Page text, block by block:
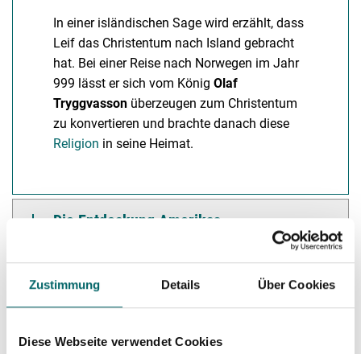
Zustimmung Details Über Cookies
Diese Webseite verwendet Cookies
In einer isländischen Sage wird erzählt, dass
Leif das Christentum nach Island gebracht
hat. Bei einer Reise nach Norwegen im Jahr
999 lässt er sich vom König Olaf
Tryggvasson überzeugen zum Christentum
zu konvertieren und brachte danach diese
Religion in seine Heimat.
Die Entdeckung Amerikas
Der isländische Nationalheld